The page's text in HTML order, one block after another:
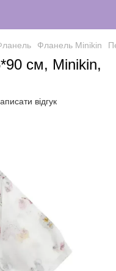
Фланель Minikin
см, Minikin,
відгук